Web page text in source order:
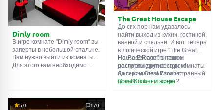
Dimly room
В игре комнате "Dimly room" вы
заперты в небольшой спальне.
Вам нужно выйти из комнаты.
Для этого вам необходимо
The Great House Escape
До сих пор нам удавалось
найти выход из кухни, гостиной,
ванной и спальни. И вот теперь
в логической игре "The Great
House Escape" в нашем
распоряжении весь дом!
Далеко-далеко стоит странный
дом. Кто в нем живет?
На FlashRoom.ru также
доступны другие игры комнаты
из серии Great Escape:
Great Kitchen Escape
5.0 170